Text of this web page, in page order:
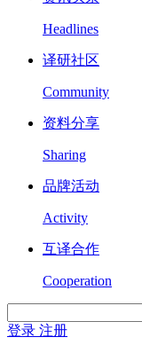
Headlines
译研社区
Community
资料分享
Sharing
品牌活动
Activity
互译合作
Cooperation
登录 注册